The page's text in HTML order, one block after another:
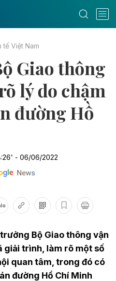
tế Việt Nam
Giao thông
lý do chậm
đường Hồ
- 06/06/2022
Bộ Giao thông vận
giải trình, làm rõ một số
quan tâm, trong đó có
đường Hồ Chí Minh